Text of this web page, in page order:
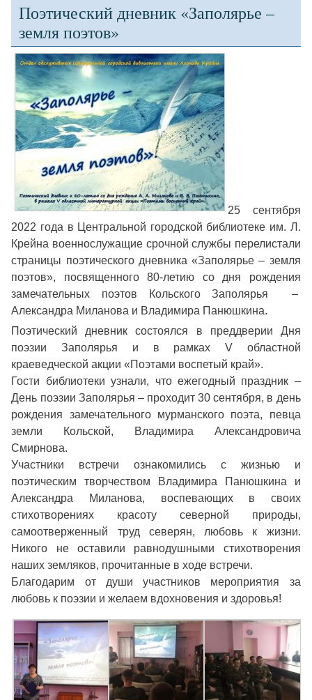
Поэтический дневник «Заполярье –
земля поэтов»
25 сентября
2022 года в Центральной городской библиотеке им. Л.
Крейна военнослужащие срочной службы перелистали
страницы поэтического дневника «Заполярье – земля
поэтов», посвященного 80-летию со дня рождения
замечательных поэтов Кольского Заполярья –
Александра Миланова и Владимира Панюшкина.
Поэтический дневник состоялся в преддверии Дня
поэзии Заполярья и в рамках V областной
краеведческой акции «Поэтами воспетый край».
Гости библиотеки узнали, что ежегодный праздник –
День поэзии Заполярья – проходит 30 сентября, в день
рождения замечательного мурманского поэта, певца
земли Кольской, Владимира Александровича
Смирнова.
Участники встречи ознакомились с жизнью и
поэтическим творчеством Владимира Панюшкина и
Александра Миланова, воспевающих в своих
стихотворениях красоту северной природы,
самоотверженный труд северян, любовь к жизни.
Никого не оставили равнодушными стихотворения
наших земляков, прочитанные в ходе встречи.
Благодарим от души участников мероприятия за
любовь к поэзии и желаем вдохновения и здоровья!